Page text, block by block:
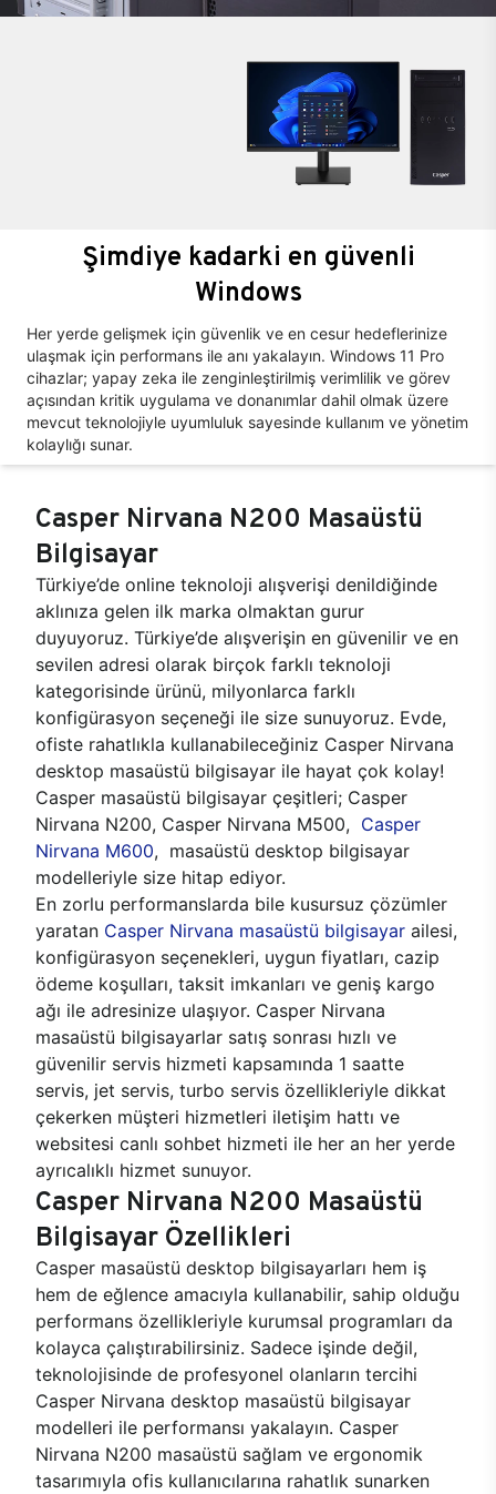
Şimdiye kadarki en güvenli
Windows
Her yerde gelişmek için güvenlik ve en cesur hedeflerinize
ulaşmak için performans ile anı yakalayın. Windows 11 Pro
cihazlar; yapay zeka ile zenginleştirilmiş verimlilik ve görev
açısından kritik uygulama ve donanımlar dahil olmak üzere
mevcut teknolojiyle uyumluluk sayesinde kullanım ve yönetim
kolaylığı sunar.
Casper Nirvana N200 Masaüstü
Bilgisayar
Türkiye’de online teknoloji alışverişi denildiğinde
aklınıza gelen ilk marka olmaktan gurur
duyuyoruz. Türkiye’de alışverişin en güvenilir ve en
sevilen adresi olarak birçok farklı teknoloji
kategorisinde ürünü, milyonlarca farklı
konfigürasyon seçeneği ile size sunuyoruz. Evde,
ofiste rahatlıkla kullanabileceğiniz Casper Nirvana
desktop masaüstü bilgisayar ile hayat çok kolay!
Casper masaüstü bilgisayar çeşitleri; Casper
Nirvana N200, Casper Nirvana M500, Casper
Nirvana M600, masaüstü desktop bilgisayar
modelleriyle size hitap ediyor.
En zorlu performanslarda bile kusursuz çözümler
yaratan Casper Nirvana masaüstü bilgisayar ailesi,
konfigürasyon seçenekleri, uygun fiyatları, cazip
ödeme koşulları, taksit imkanları ve geniş kargo
ağı ile adresinize ulaşıyor. Casper Nirvana
masaüstü bilgisayarlar satış sonrası hızlı ve
güvenilir servis hizmeti kapsamında 1 saatte
servis, jet servis, turbo servis özellikleriyle dikkat
çekerken müşteri hizmetleri iletişim hattı ve
websitesi canlı sohbet hizmeti ile her an her yerde
ayrıcalıklı hizmet sunuyor.
Casper Nirvana N200 Masaüstü
Bilgisayar Özellikleri
Casper masaüstü desktop bilgisayarları hem iş
hem de eğlence amacıyla kullanabilir, sahip olduğu
performans özellikleriyle kurumsal programları da
kolayca çalıştırabilirsiniz. Sadece işinde değil,
teknolojisinde de profesyonel olanların tercihi
Casper Nirvana desktop masaüstü bilgisayar
modelleri ile performansı yakalayın. Casper
Nirvana N200 masaüstü sağlam ve ergonomik
tasarımıyla ofis kullanıcılarına rahatlık sunarken